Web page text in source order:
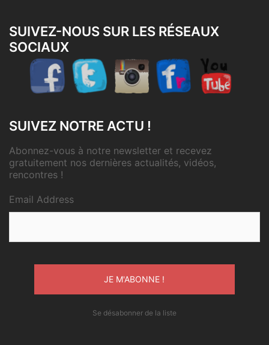
SUIVEZ-NOUS SUR LES RÉSEAUX
SOCIAUX
SUIVEZ NOTRE ACTU !
Abonnez-vous à notre newsletter et recevez
gratuitement nos dernières actualités, vidéos,
rencontres !
Email Address
Se désabonner de la liste